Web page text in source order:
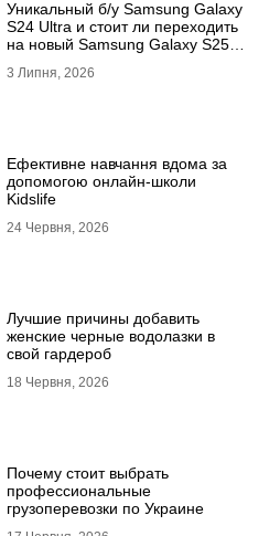
Уникальный б/у Samsung Galaxy
S24 Ultra и стоит ли переходить
на новый Samsung Galaxy S25
3 Липня, 2026
Ефективне навчання вдома за
допомогою онлайн-школи
Kidslife
24 Червня, 2026
Лучшие причины добавить
женские черные водолазки в
свой гардероб
18 Червня, 2026
Почему стоит выбрать
профессиональные
грузоперевозки по Украине